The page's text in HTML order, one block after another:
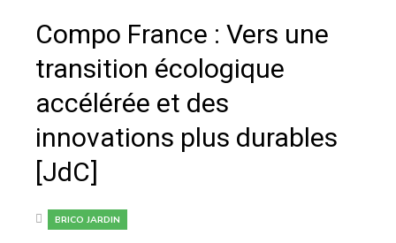
Compo France : Vers une
transition écologique
accélérée et des
innovations plus durables
[JdC]
BRICO JARDIN